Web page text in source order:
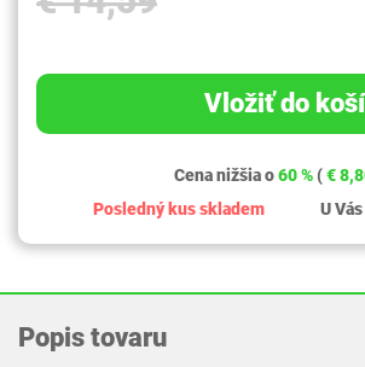
Vložiť do
Cena nižšia o60 % (€
Posledný kus skladem
U
Popis tovaru